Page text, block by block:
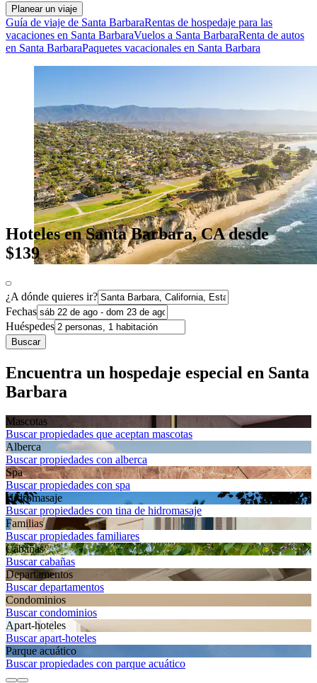
Planear un viaje
Guía de viaje de Santa BarbaraRentas de hospedaje para las
vacaciones en Santa BarbaraVuelos a Santa BarbaraRenta de autos
en Santa BarbaraPaquetes vacacionales en Santa Barbara
Hoteles en Santa Barbara, CA desde
$139
¿A dónde quieres ir?
Fechas
Huéspedes
Buscar
Encuentra un hospedaje especial en Santa
Barbara
Mascotas
Buscar propiedades que aceptan mascotas
Alberca
Buscar propiedades con alberca
Spa
Buscar propiedades con spa
Hidromasaje
Buscar propiedades con tina de hidromasaje
Familias
Buscar propiedades familiares
Cabañas
Buscar cabañas
Departa­mentos
Buscar departamentos
Condominios
Buscar condominios
Apart-hoteles
Buscar apart-hoteles
Parque acuático
Buscar propiedades con parque acuático